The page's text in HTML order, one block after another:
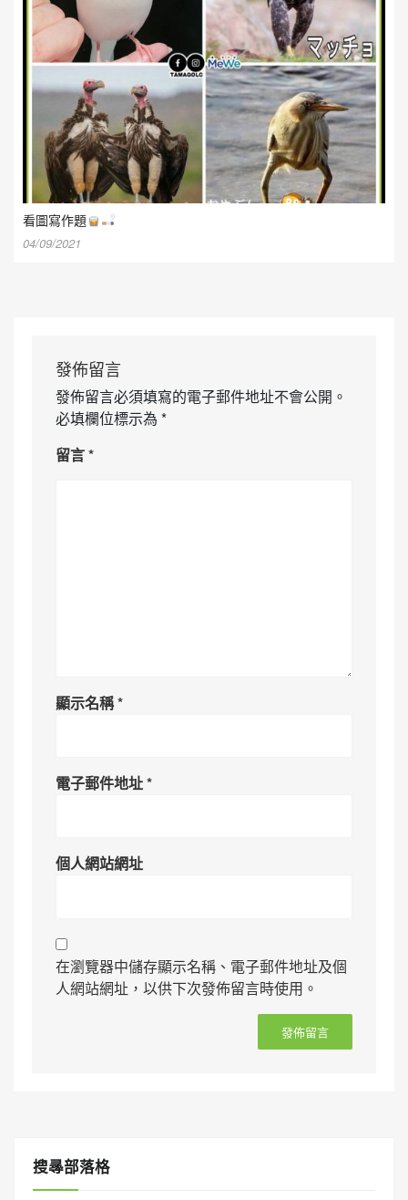
看圖寫作題
04/09/2021
發佈留言
發佈留言必須填寫的電子郵件地址不會公開。
必填欄位標示為 *
留言*
顯示名稱*
電子郵件地址*
個人網站網址
在瀏覽器中儲存顯示名稱、電子郵件地址及個
人網站網址，以供下次發佈留言時使用。
搜㝷部落格